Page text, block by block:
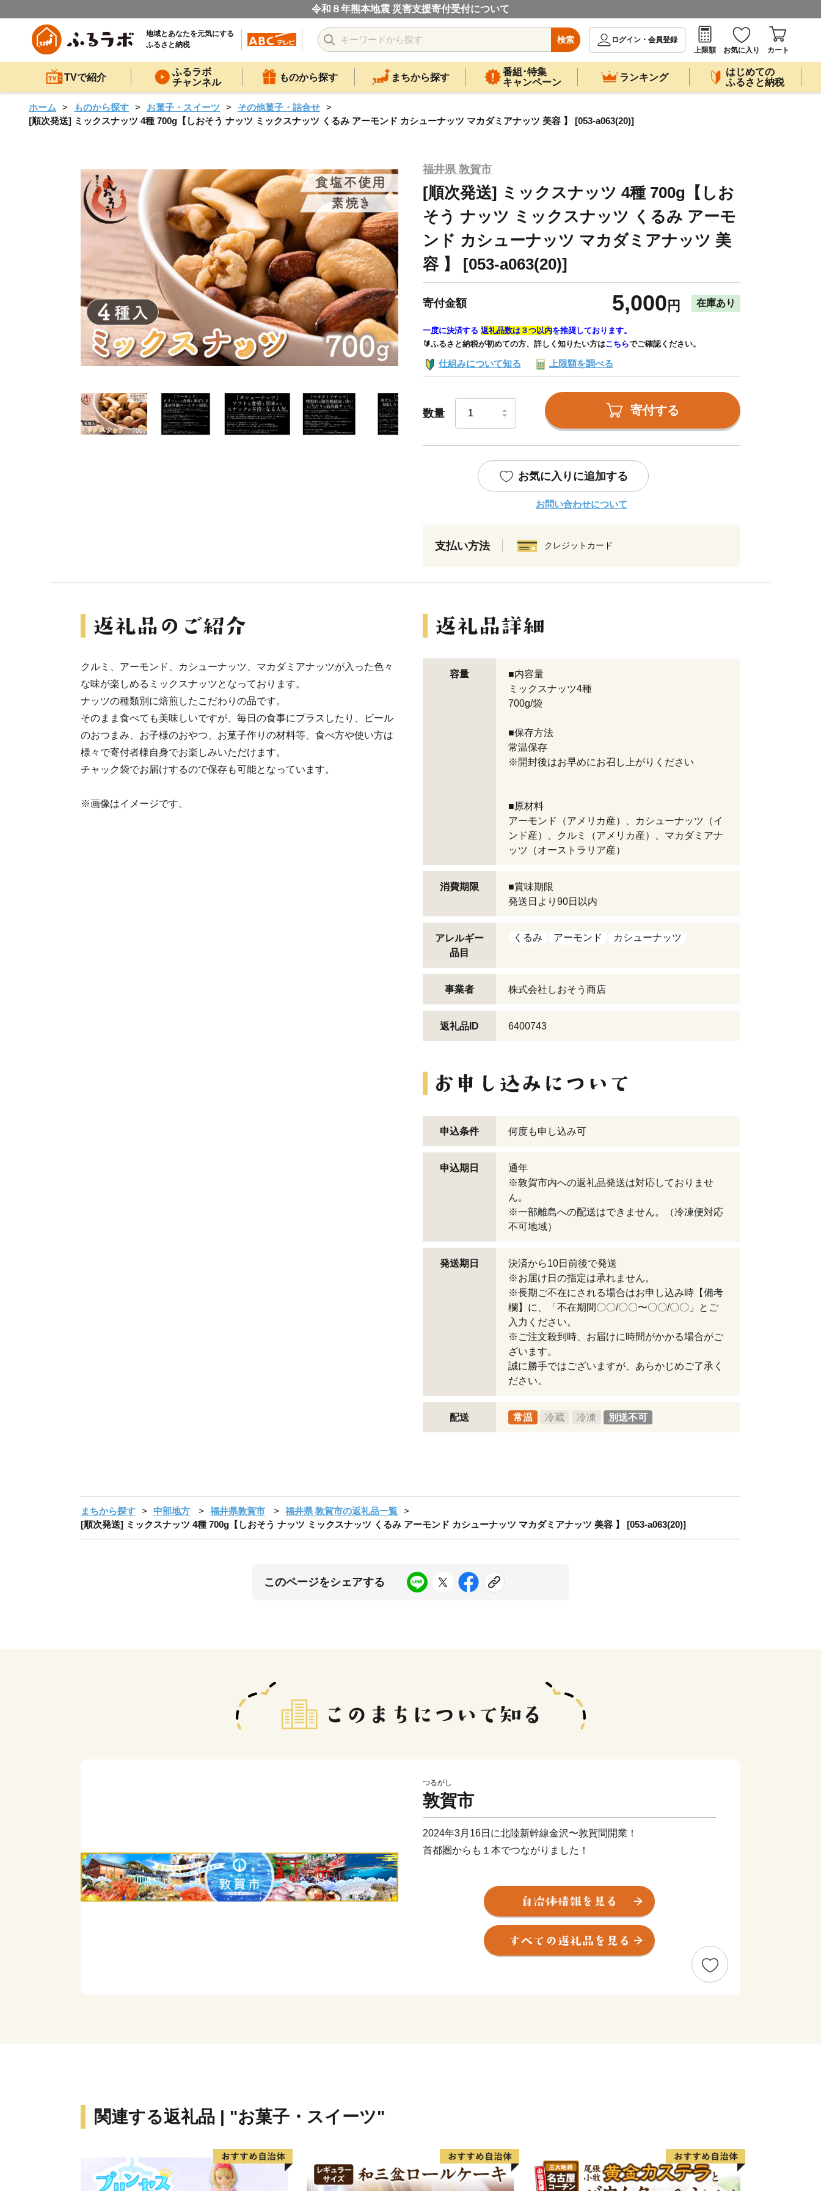
令和８年熊本地震 災害支援寄付受付について
地域とあなたを元気にする
ふるさと納税
検索
ログイン・会員登録
上限額
お気に入り カート
TVで紹介
ふるラボ
チャンネル
ものから探す まちから探す
番組･特集
キャンペーン
ランキング
はじめての
ふるさと納税
ホーム ものから探す お菓子・スイーツ
その他菓子・詰合せ
[順次発送] ミックスナッツ 4種 700g【しおそう ナッツ ミックスナッツ くるみ アーモンド カシューナッツ マカダミアナッツ 美容 】 [053-a063(20)]
福井県 敦賀市
[順次発送] ミックスナッツ 4種 700g【しお
そう ナッツ ミックスナッツ くるみ アーモ
ンド カシューナッツ マカダミアナッツ 美
容 】 [053-a063(20)]
寄付金額 5,000 円 在庫あり
一度に決済する 返礼品数は３つ以内を推奨しております。
🔰ふるさと納税が初めての方、詳しく知りたい方はこちらでご確認ください。
仕組みについて知る 上限額を調べる
数量 寄付する
お気に入りに追加する
お問い合わせについて
支払い方法 クレジットカード
クルミ、アーモンド、カシューナッツ、マカダミアナッツが入った色々
な味が楽しめるミックスナッツとなっております。
ナッツの種類別に焙煎したこだわりの品です。
そのまま食べても美味しいですが、毎日の食事にプラスしたり、ビール
のおつまみ、お子様のおやつ、お菓子作りの材料等、食べ方や使い方は
様々で寄付者様自身でお楽しみいただけます。
チャック袋でお届けするので保存も可能となっています。
※画像はイメージです。
容量
■内容量
ミックスナッツ4種
700g/袋
■保存方法
常温保存
※開封後はお早めにお召し上がりください
■原材料
アーモンド（アメリカ産）、カシューナッツ（イ
ンド産）、クルミ（アメリカ産）、マカダミアナ
ッツ（オーストラリア産）
消費期限
■賞味期限
発送日より90日以内
アレルギー
品目
くるみ アーモンド カシューナッツ
事業者 株式会社しおそう商店
返礼品ID 6400743
申込条件 何度も申し込み可
申込期日
通年
※敦賀市内への返礼品発送は対応しておりませ
ん。
※一部離島への配送はできません。（冷凍便対応
不可地域）
発送期日
決済から10日前後で発送
※お届け日の指定は承れません。
※長期ご不在にされる場合はお申し込み時【備考
欄】に、「不在期間〇〇/〇〇〜〇〇/〇〇」とご
入力ください。
※ご注文殺到時、お届けに時間がかかる場合がご
ざいます。
誠に勝手ではございますが、あらかじめご了承く
ださい。
配送 常温 冷蔵 冷凍 別送不可
まちから探す 中部地方 福井県敦賀市
福井県 敦賀市の返礼品一覧
[順次発送] ミックスナッツ 4種 700g【しおそう ナッツ ミックスナッツ くるみ アーモンド カシューナッツ マカダミアナッツ 美容 】 [053-a063(20)]
このページをシェアする
つるがし
敦賀市
2024年3月16日に北陸新幹線金沢〜敦賀間開業！
首都圏からも１本でつながりました！
日本が世界に誇る風景地、日本三大松原の「気比の松原」やラムサ
ール条約湿地「中池見湿地」。
100年以上の歴史を誇り鉄道ファンの聖地ともされている、衣掛山
のループ線や山中隧道をはじめとする鉄道遺産群。
「越前がに」や「敦賀ふぐ」等豊富な海の幸。
ください。）
関連する返礼品 | "お菓子・スイーツ"